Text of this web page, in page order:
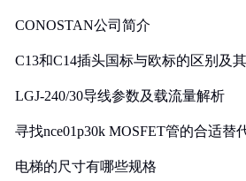
CONOSTAN公司简介
C13和C14插头国标与欧标的区别及
LGJ-240/30导线参数及载流量解析
寻找nce01p30k MOSFET管的合适替
电梯的尺寸有哪些规格